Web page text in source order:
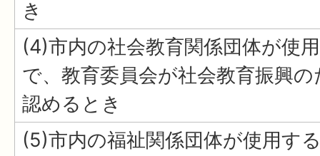
き
(4)市内の社会教育関係団体が使
で、教育委員会が社会教育振興
認めるとき
(5)市内の福祉関係団体が使用す